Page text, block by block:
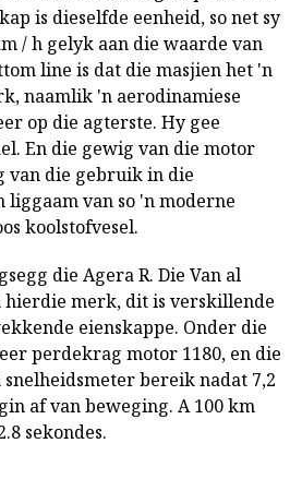
is dieselfde eenheid, so net sy
/ h gelyk aan die waarde van
line is dat die masjien het 'n
naamlik 'n aerodinamiese
op die agterste. Hy gee
En die gewig van die motor
van die gebruik in die
van so 'n moderne
koolstofvesel.
die Agera R. Die Van al
hierdie merk, dit is verskillende
eienskappe. Onder die
perdekrag motor 1180, en die
bereik nadat 7,2
af van beweging. A 100 km
sekondes.